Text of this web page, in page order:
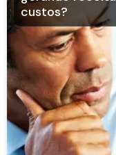
custos?